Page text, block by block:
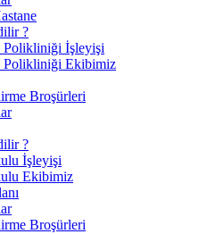
?
Polikliniği İşleyişi
Polikliniği Ekibimiz
Broşürleri
?
İşleyişi
Ekibimiz
Broşürleri